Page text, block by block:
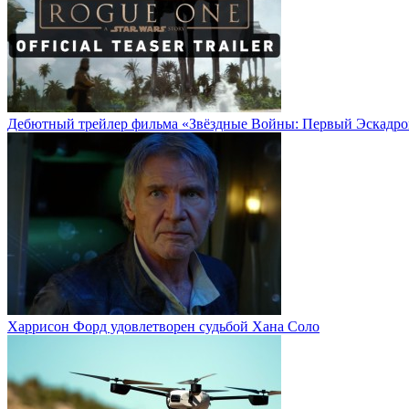
Дебютный трейлер фильма «Звёздные Войны: Первый
Харрисон Форд удовлетворен судьбой Хана Соло